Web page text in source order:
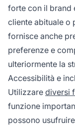
forte con il brand
cliente abituale o
fornisce anche
preferenze e
ulteriormente la
Accessibilità e
Utilizzare diversi
funzione
possono